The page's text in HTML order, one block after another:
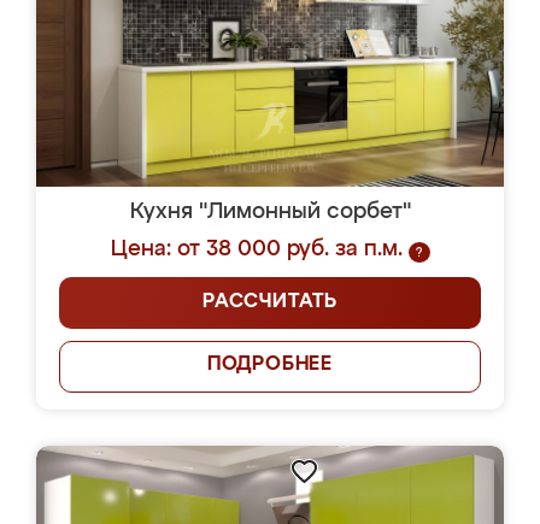
Кухня "Лимонный сорбет"
Цена: от 38 000 руб. за п.м.
?
РАССЧИТАТЬ
ПОДРОБНЕЕ